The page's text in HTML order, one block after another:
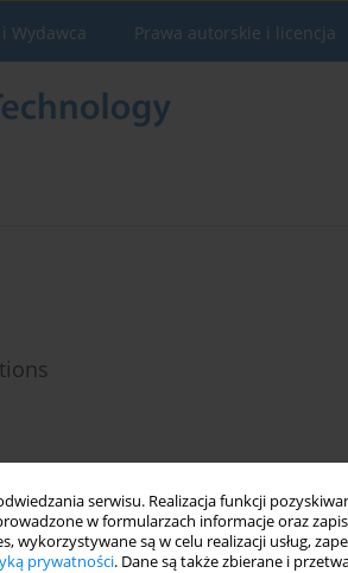
serwisu. Realizacja funkcji
w formularzach informacje oraz
wykorzystywane są w celu realizacji usług,
prywatności. Dane są także zbierane i
Wydawca Prawa autorskie i licencja